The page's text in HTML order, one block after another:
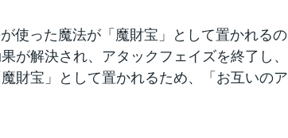
使った魔法が「魔財宝」として置かれるの
が解決され、アタックフェイズを終了し、
魔財宝」として置かれるため、「お互いのア